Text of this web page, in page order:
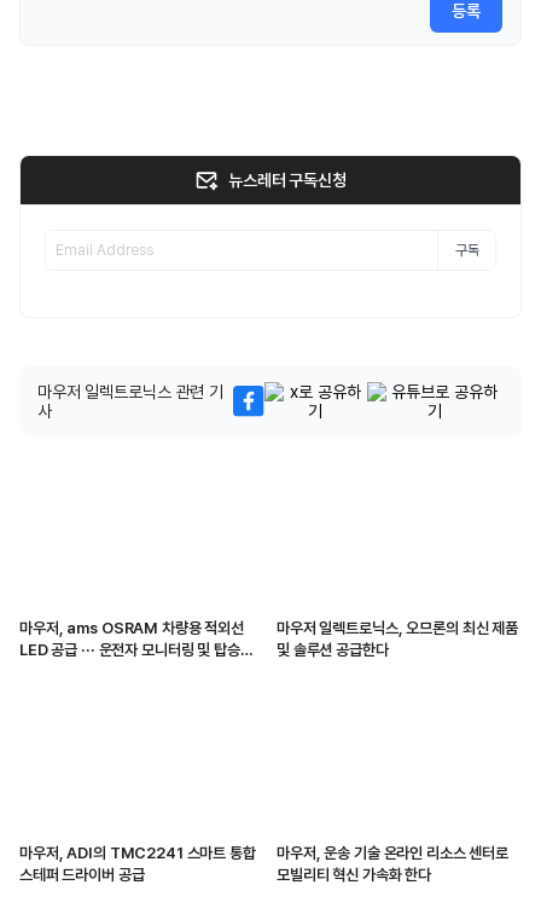
등록
뉴스레터 구독신청
구독
마우저 일렉트로닉스 관련 기
사
마우저, ams OSRAM 차량용 적외선
LED 공급 ··· 운전자 모니터링 및 탑승자
마우저 일렉트로닉스, 오므론의 최신 제품
및 솔루션 공급한다
마우저, ADI의 TMC2241 스마트 통합
스테퍼 드라이버 공급
마우저, 운송 기술 온라인 리소스 센터로
모빌리티 혁신 가속화 한다